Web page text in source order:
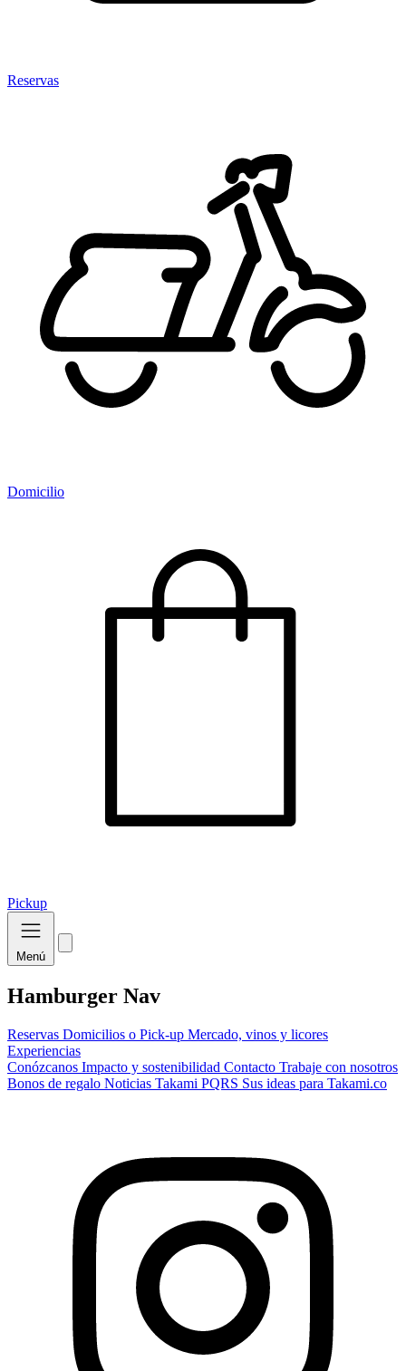
Reservas
Domicilio
Pickup
Menú
Hamburger Nav
Reservas Domicilios o Pick-up Mercado, vinos y licores
Experiencias
Conózcanos Impacto y sostenibilidad Contacto Trabaje con nosotros
Bonos de regalo Noticias Takami PQRS Sus ideas para Takami.co